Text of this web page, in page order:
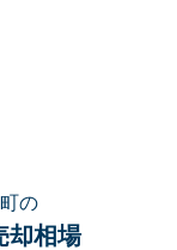
の
却相場